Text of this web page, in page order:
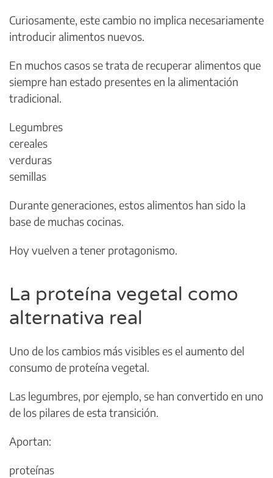
Curiosamente, este cambio no implica necesariamente
introducir alimentos nuevos.
En muchos casos se trata de recuperar alimentos que
siempre han estado presentes en la alimentación
tradicional.
Legumbres
cereales
verduras
semillas
Durante generaciones, estos alimentos han sido la
base de muchas cocinas.
Hoy vuelven a tener protagonismo.
La proteína vegetal como
alternativa real
Uno de los cambios más visibles es el aumento del
consumo de proteína vegetal.
Las legumbres, por ejemplo, se han convertido en uno
de los pilares de esta transición.
Aportan:
proteínas